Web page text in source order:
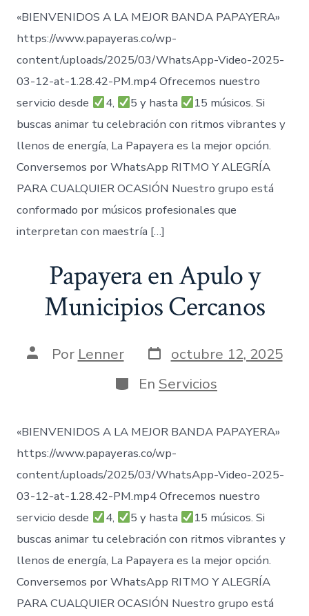
«BIENVENIDOS A LA MEJOR BANDA PAPAYERA»
https://www.papayeras.co/wp-
content/uploads/2025/03/WhatsApp-Video-2025-
03-12-at-1.28.42-PM.mp4 Ofrecemos nuestro
servicio desde
4, 5 y hasta
15 músicos. Si
buscas animar tu celebración con ritmos vibrantes y
llenos de energía, La Papayera es la mejor opción.
Conversemos por WhatsApp RITMO Y ALEGRÍA
PARA CUALQUIER OCASIÓN Nuestro grupo está
conformado por músicos profesionales que
interpretan con maestría […]
Papayera en Apulo y
Municipios Cercanos
AutorPor Lenner Fecha
de
publicación
octubre 12, 2025
Categorías
En Servicios
«BIENVENIDOS A LA MEJOR BANDA PAPAYERA»
https://www.papayeras.co/wp-
content/uploads/2025/03/WhatsApp-Video-2025-
03-12-at-1.28.42-PM.mp4 Ofrecemos nuestro
servicio desde
4, 5 y hasta
15 músicos. Si
buscas animar tu celebración con ritmos vibrantes y
llenos de energía, La Papayera es la mejor opción.
Conversemos por WhatsApp RITMO Y ALEGRÍA
PARA CUALQUIER OCASIÓN Nuestro grupo está